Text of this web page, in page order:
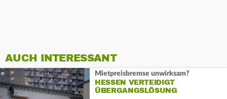
AUCH INTERESSANT
Mietpreisbremse unwirksam?
HESSEN VERTEIDIGT
ÜBERGANGSLÖSUNG